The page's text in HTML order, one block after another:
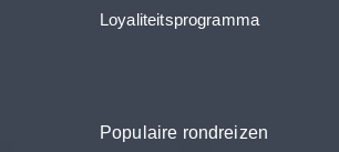
Loyaliteitsprogramma
Populaire rondreizen